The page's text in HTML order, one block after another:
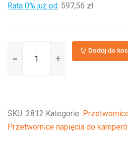
Rata 0% już od: 597,56 zł
Phoenix
Dodaj do
SKU: 2812 Kategorie:
Przetwornice napięcia do